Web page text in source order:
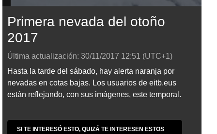
Primera nevada del otoño
2017
Última actualización: 30/11/2017 12:51 (UTC+1)
Hasta la tarde del sábado, hay alerta naranja por
nevadas en cotas bajas. Los usuarios de eitb.eus
están reflejando, con sus imágenes, este temporal.
SI TE INTERESÓ ESTO, QUIZÁ TE INTERESEN ESTOS